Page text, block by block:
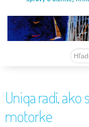
Uniqa radí, ako
motorke